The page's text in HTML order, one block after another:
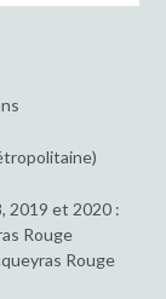
2019 et 2020 :
Rouge
Rouge